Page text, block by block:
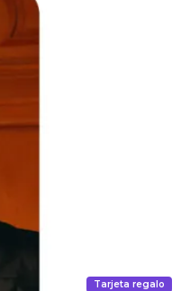
Tarjeta regalo